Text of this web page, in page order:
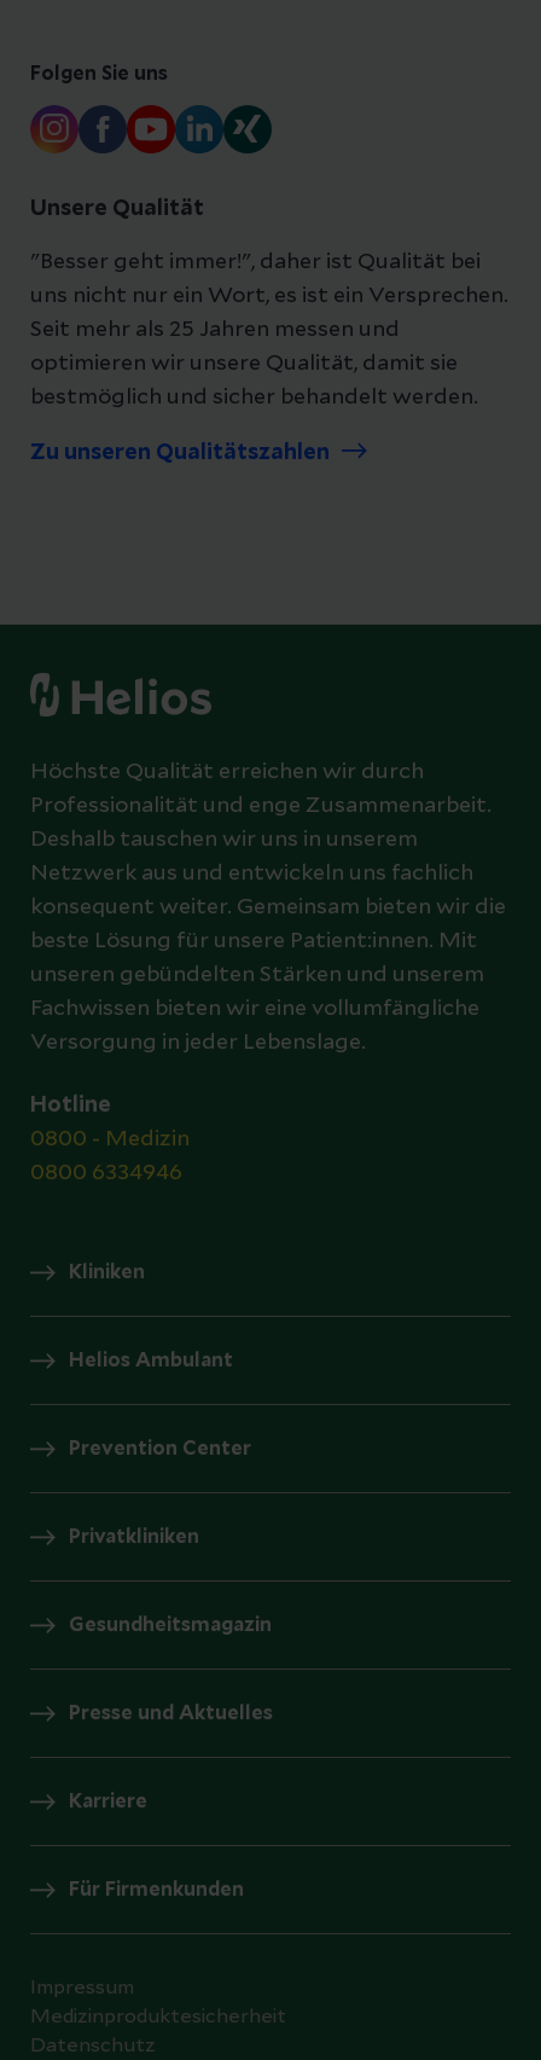
Folgen Sie uns
Unsere Qualität
"Besser geht immer!", daher ist Qualität bei
uns nicht nur ein Wort, es ist ein Versprechen.
Seit mehr als 25 Jahren messen und
optimieren wir unsere Qualität, damit sie
bestmöglich und sicher behandelt werden.
Zu unseren Qualitätszahlen
Höchste Qualität erreichen wir durch
Professionalität und enge Zusammenarbeit.
Deshalb tauschen wir uns in unserem
Netzwerk aus und entwickeln uns fachlich
konsequent weiter. Gemeinsam bieten wir die
beste Lösung für unsere Patient:innen. Mit
unseren gebündelten Stärken und unserem
Fachwissen bieten wir eine vollumfängliche
Versorgung in jeder Lebenslage.
Hotline
0800 - Medizin
0800 6334946
Kliniken
Helios Ambulant
Prevention Center
Privatkliniken
Gesundheitsmagazin
Presse und Aktuelles
Karriere
Für Firmenkunden
Impressum
Medizinproduktesicherheit
Datenschutz